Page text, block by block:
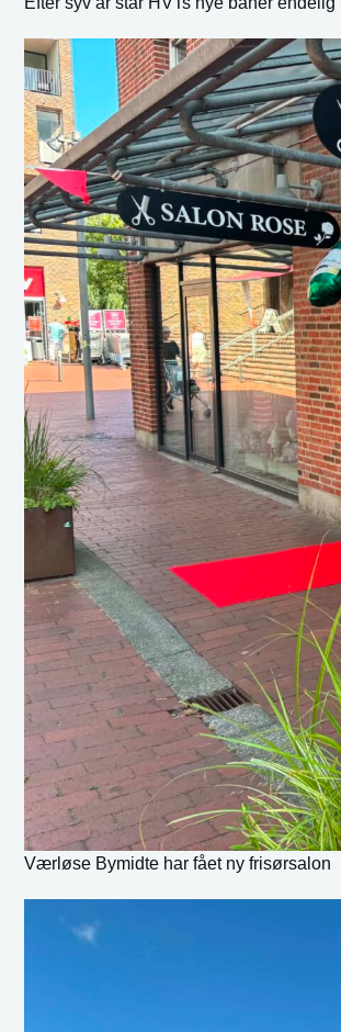
Værløse Bymidte har fået ny frisørsalon